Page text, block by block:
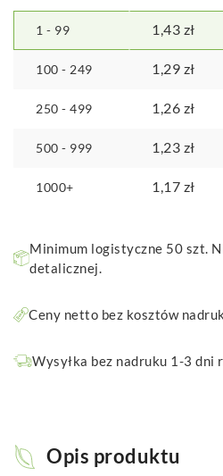
1 - 99 1,43 zł
100 - 249 1,29 zł
250 - 499 1,26 zł
500 - 999 1,23 zł
1000+ 1,17 zł
Minimum logistyczne 50 szt.
detalicznej.
Ceny netto bez kosztów
Wysyłka bez nadruku 1-3 dni
Opis produktu